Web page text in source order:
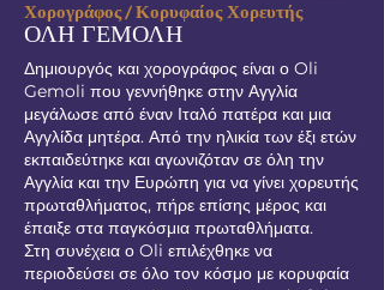
Χορογράφος / Κορυφαίος Χορευτής
ΟΛΗ ΓΕΜΟΛΗ
Δημιουργός και χορογράφος είναι ο Oli
Gemoli που γεννήθηκε στην Αγγλία
μεγάλωσε από έναν Ιταλό πατέρα και μια
Αγγλίδα μητέρα. Από την ηλικία των έξι ετών
εκπαιδεύτηκε και αγωνιζόταν σε όλη την
Αγγλία και την Ευρώπη για να γίνει χορευτής
πρωταθλήματος, πήρε επίσης μέρος και
έπαιξε στα παγκόσμια πρωταθλήματα.
Στη συνέχεια ο Oli επιλέχθηκε να
περιοδεύσει σε όλο τον κόσμο με κορυφαία